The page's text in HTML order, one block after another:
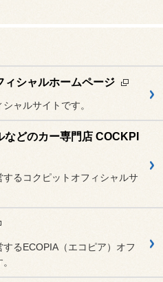
ィシャルホームページ
ャルサイトです。
などのカー専門店 COCKPI
するコクピットオフィシャルサ
るECOPIA（エコピア）オフ